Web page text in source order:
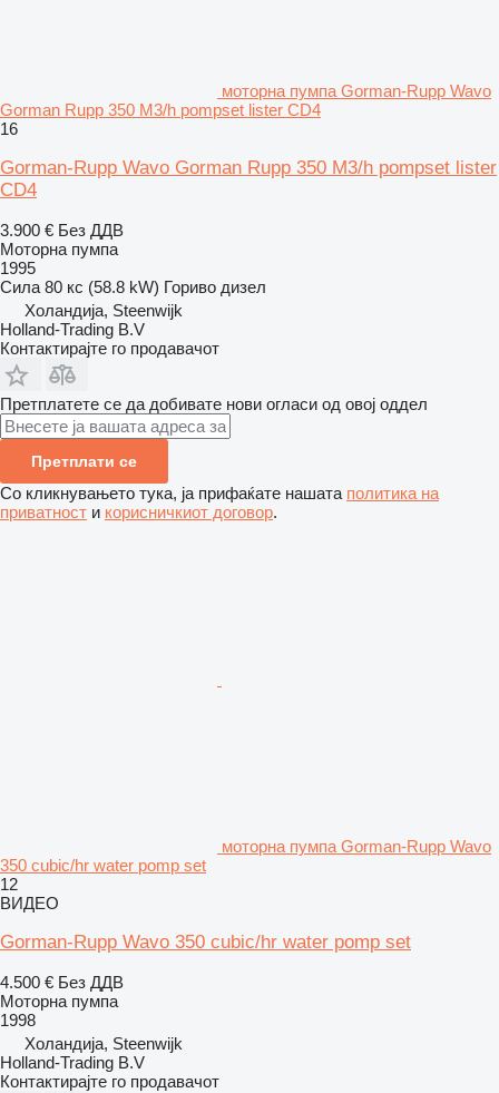
моторна пумпа Gorman-Rupp Wavo
Gorman Rupp 350 M3/h pompset lister CD4
16
Gorman-Rupp Wavo Gorman Rupp 350 M3/h pompset lister
CD4
3.900 € Без ДДВ
Моторна пумпа
1995
Сила 80 кс (58.8 kW) Гориво дизел
Холандија, Steenwijk
Holland-Trading B.V
Контактирајте го продавачот
Претплатете се да добивате нови огласи од овој оддел
Претплати се
Со кликнувањето тука, ја прифаќате нашата политика на
приватност и корисничкиот договор.
моторна пумпа Gorman-Rupp Wavo
350 cubic/hr water pomp set
12
ВИДЕО
Gorman-Rupp Wavo 350 cubic/hr water pomp set
4.500 € Без ДДВ
Моторна пумпа
1998
Холандија, Steenwijk
Holland-Trading B.V
Контактирајте го продавачот